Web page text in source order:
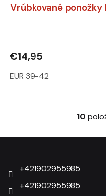
Vrúbkované ponožky
€14,95
EUR 39-42
10
+421902955985
+421902955985